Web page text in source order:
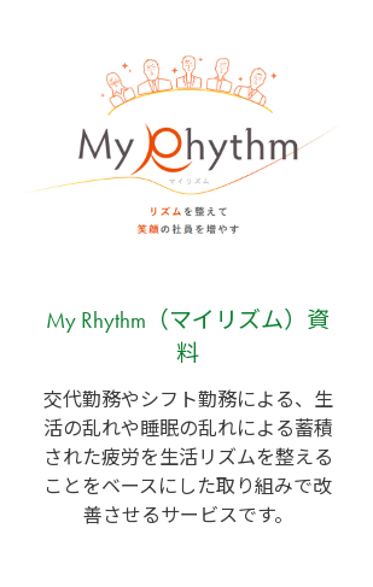
My Rhythm（マイリズム）資
料
交代勤務やシフト勤務による、生
活の乱れや睡眠の乱れによる蓄積
された疲労を生活リズムを整える
ことをベースにした取り組みで改
善させるサービスです。